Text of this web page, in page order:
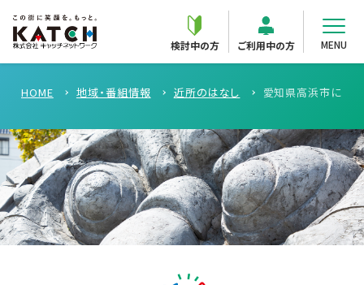
検討中の方 ご利用中の方 MENU
HOME 地域・番組情報 近所のはなし 愛知県高浜市にドン